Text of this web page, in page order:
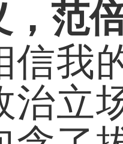
，范
信我
治立